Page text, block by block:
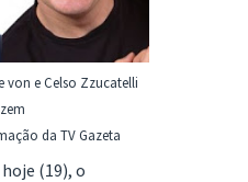
von e Celso Zzucatelli
da TV Gazeta
(19), o